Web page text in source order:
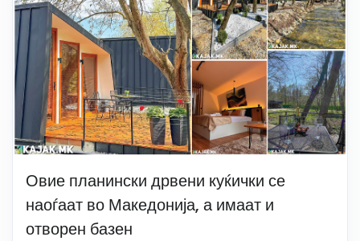
Овие планински дрвени куќички се
наоѓаат во Македонија, а имаат и
отворен базен